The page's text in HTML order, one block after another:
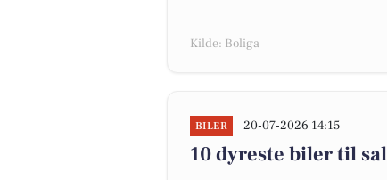
Kilde: Boliga
BILER 20-07-2026 14:15
10 dyreste biler til